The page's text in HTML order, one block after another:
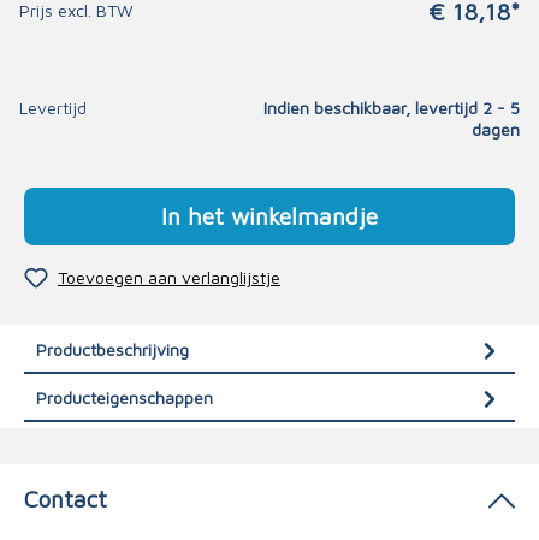
Prijs excl. BTW € 18,18*
Levertijd
Indien beschikbaar, levertijd 2 - 5
dagen
In het winkelmandje
Toevoegen aan verlanglijstje
Productbeschrijving
Producteigenschappen
Contact